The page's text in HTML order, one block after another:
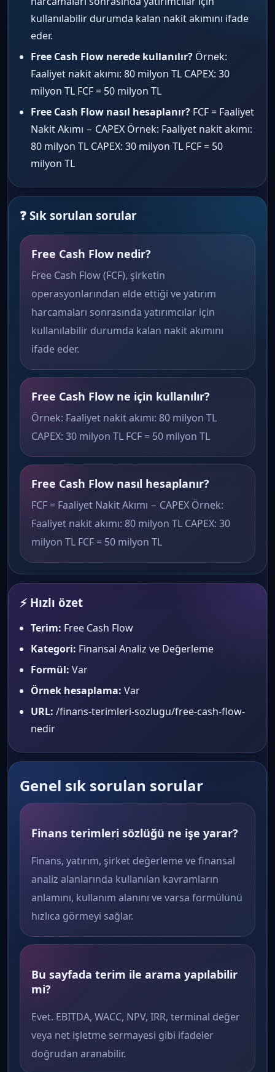
kullanılabilir durumda kalan nakit akımını ifade
eder.
Free Cash Flow nerede kullanılır? Örnek:
Faaliyet nakit akımı: 80 milyon TL CAPEX: 30
milyon TL FCF = 50 milyon TL
Free Cash Flow nasıl hesaplanır? FCF = Faaliyet
Nakit Akımı − CAPEX Örnek: Faaliyet nakit akımı:
80 milyon TL CAPEX: 30 milyon TL FCF = 50
milyon TL
❓ Sık sorulan sorular
Free Cash Flow nedir?
Free Cash Flow (FCF), şirketin
operasyonlarından elde ettiği ve yatırım
harcamaları sonrasında yatırımcılar için
kullanılabilir durumda kalan nakit akımını
ifade eder.
Free Cash Flow ne için kullanılır?
Örnek: Faaliyet nakit akımı: 80 milyon TL
CAPEX: 30 milyon TL FCF = 50 milyon TL
Free Cash Flow nasıl hesaplanır?
FCF = Faaliyet Nakit Akımı − CAPEX Örnek:
Faaliyet nakit akımı: 80 milyon TL CAPEX: 30
milyon TL FCF = 50 milyon TL
⚡ Hızlı özet
Terim: Free Cash Flow
Kategori: Finansal Analiz ve Değerleme
Formül: Var
Örnek hesaplama: Var
URL: /finans-terimleri-sozlugu/free-cash-flow-
nedir
Genel sık sorulan sorular
Finans terimleri sözlüğü ne işe yarar?
Finans, yatırım, şirket değerleme ve finansal
analiz alanlarında kullanılan kavramların
anlamını, kullanım alanını ve varsa formülünü
hızlıca görmeyi sağlar.
Bu sayfada terim ile arama yapılabilir
mi?
Evet. EBITDA, WACC, NPV, IRR, terminal değer
veya net işletme sermayesi gibi ifadeler
doğrudan aranabilir.